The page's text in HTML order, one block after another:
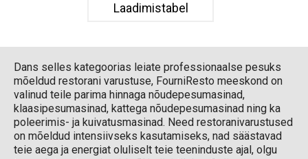
Laadimistabel
Dans selles kategoorias leiate professionaalse pesuks
mõeldud restorani varustuse, FourniResto meeskond on
valinud teile parima hinnaga nõudepesumasinad,
klaasipesumasinad, kattega nõudepesumasinad ning ka
poleerimis- ja kuivatusmasinad. Need restoranivarustused
on mõeldud intensiivseks kasutamiseks, nad säästavad
teie aega ja energiat oluliselt teie teeninduste ajal, olgu